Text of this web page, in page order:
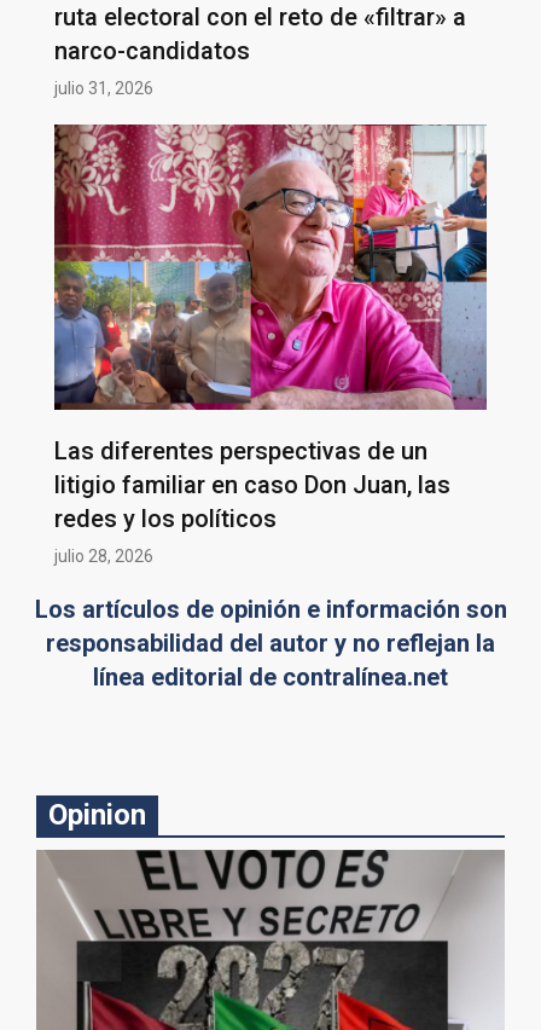
ruta electoral con el reto de «filtrar» a
narco-candidatos
julio 31, 2026
Las diferentes perspectivas de un
litigio familiar en caso Don Juan, las
redes y los políticos
julio 28, 2026
Los artículos de opinión e información son
responsabilidad del autor y no reflejan la
línea editorial de contralínea.net
Opinion